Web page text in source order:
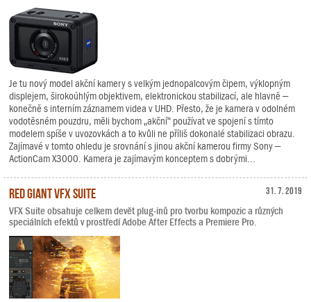
Je tu nový model akční kamery s velkým jednopalcovým čipem, výklopným
displejem, širokoúhlým objektivem, elektronickou stabilizací, ale hlavně –
konečně s interním záznamem videa v UHD. Přesto, že je kamera v odolném
vodotěsném pouzdru, měli bychom „akční“ používat ve spojení s tímto
modelem spíše v uvozovkách a to kvůli ne příliš dokonalé stabilizaci obrazu.
Zajímavé v tomto ohledu je srovnání s jinou akční kamerou firmy Sony –
ActionCam X3000. Kamera je zajímavým konceptem s dobrými...
31. 7. 2019
Red Giant VFX Suite
VFX Suite obsahuje celkem devět plug-inů pro tvorbu kompozic a různých
speciálních efektů v prostředí Adobe After Effects a Premiere Pro.